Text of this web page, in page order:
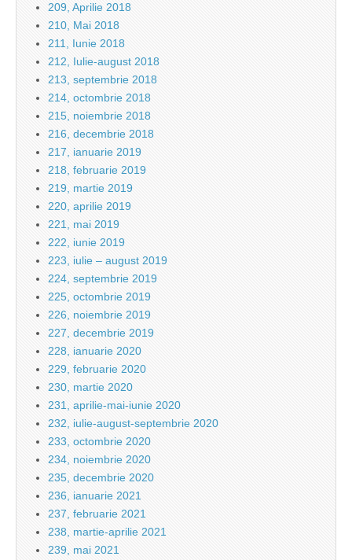
209, Aprilie 2018
210, Mai 2018
211, Iunie 2018
212, Iulie-august 2018
213, septembrie 2018
214, octombrie 2018
215, noiembrie 2018
216, decembrie 2018
217, ianuarie 2019
218, februarie 2019
219, martie 2019
220, aprilie 2019
221, mai 2019
222, iunie 2019
223, iulie – august 2019
224, septembrie 2019
225, octombrie 2019
226, noiembrie 2019
227, decembrie 2019
228, ianuarie 2020
229, februarie 2020
230, martie 2020
231, aprilie-mai-iunie 2020
232, iulie-august-septembrie 2020
233, octombrie 2020
234, noiembrie 2020
235, decembrie 2020
236, ianuarie 2021
237, februarie 2021
238, martie-aprilie 2021
239, mai 2021